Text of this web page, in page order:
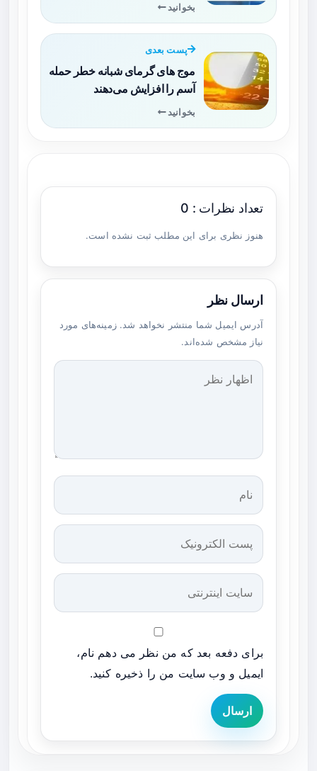
بخوانید
پست بعدی
موج های گرمای شبانه خطر حمله
آسم را افزایش می‌دهند
بخوانید
تعداد نظرات : 0
هنوز نظری برای این مطلب ثبت نشده است.
ارسال نظر
آدرس ایمیل شما منتشر نخواهد شد. زمینه‌های مورد
نیاز مشخص شده‌اند.
برای دفعه بعد که من نظر می دهم نام،
ایمیل و وب سایت من را ذخیره کنید.
ارسال